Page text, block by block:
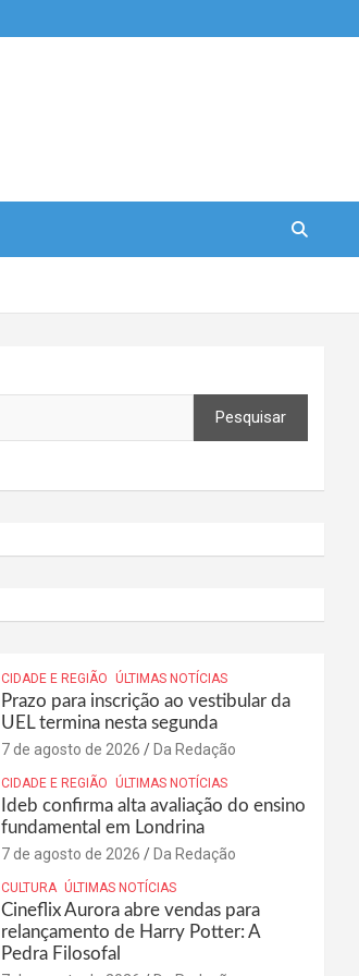
Pesquisar
CIDADE E REGIÃO ÚLTIMAS NOTÍCIAS
Prazo para inscrição ao vestibular da
UEL termina nesta segunda
7 de agosto de 2026 Da Redação
CIDADE E REGIÃO ÚLTIMAS NOTÍCIAS
Ideb confirma alta avaliação do ensino
fundamental em Londrina
7 de agosto de 2026 Da Redação
CULTURA ÚLTIMAS NOTÍCIAS
Cineflix Aurora abre vendas para
relançamento de Harry Potter: A
Pedra Filosofal